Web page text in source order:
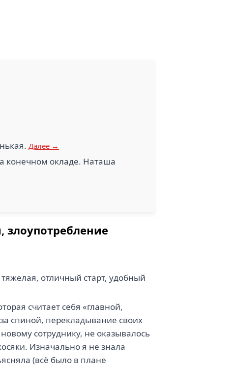
Далее →
конечном окладе. Наташа
отличный старт, удобный
считает себя «главной,
спиной, перекладывание своих
сотруднику, не оказывалось
Изначально я не знала
(всё было в плане